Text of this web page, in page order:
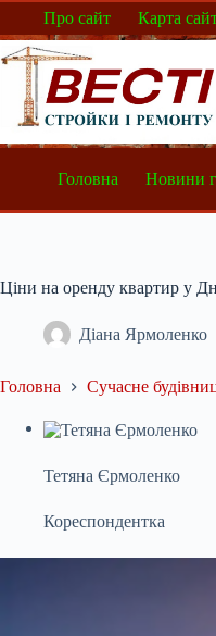
Перейти
вмісту
Про сайт Карта
Головна Новини
Ціни на оренду квартир у
Діана Ярмоленко
Головна Сучасне
Тетяна Єрмоленко
Кореспондентка